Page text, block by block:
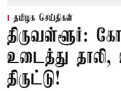
தமிழக செய்திகள்
திருவள்ளூர்:
உடைத்து
திருட்டு!